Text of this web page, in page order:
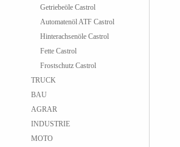
Getriebeöle Castrol
Automatenöl ATF Castrol
Hinterachsenöle Castrol
Fette Castrol
Frostschutz Castrol
TRUCK
BAU
AGRAR
INDUSTRIE
MOTO